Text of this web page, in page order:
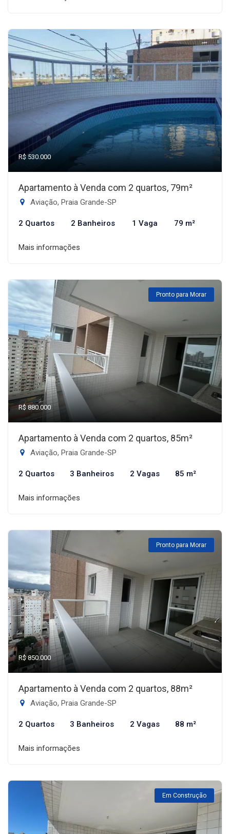
R$ 530.000
Apartamento à Venda com 2 quartos, 79m²
Aviação, Praia Grande-SP
2 Quartos 2 Banheiros 1 Vaga 79 m²
Mais informações
Pronto para Morar
R$ 880.000
Apartamento à Venda com 2 quartos, 85m²
Aviação, Praia Grande-SP
2 Quartos 3 Banheiros 2 Vagas 85 m²
Mais informações
Pronto para Morar
R$ 850.000
Apartamento à Venda com 2 quartos, 88m²
Aviação, Praia Grande-SP
2 Quartos 3 Banheiros 2 Vagas 88 m²
Mais informações
Em Construção